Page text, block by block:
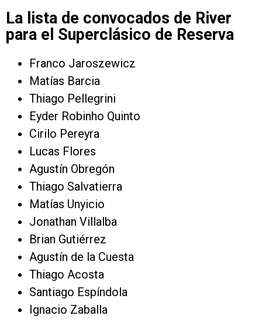
La lista de convocados de River
para el Superclásico de Reserva
Franco Jaroszewicz
Matías Barcia
Thiago Pellegrini
Eyder Robinho Quinto
Cirilo Pereyra
Lucas Flores
Agustín Obregón
Thiago Salvatierra
Matías Unyicio
Jonathan Villalba
Brian Gutiérrez
Agustín de la Cuesta
Thiago Acosta
Santiago Espíndola
Ignacio Zaballa